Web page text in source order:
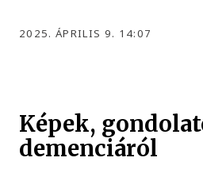
2025. ÁPRILIS 9. 14:07
Képek,
demenciáról